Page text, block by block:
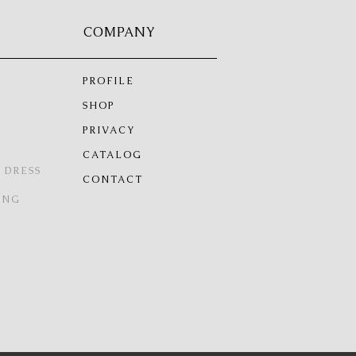
COMPANY
PROFILE
SHOP
PRIVACY
CATALOG
CONTACT